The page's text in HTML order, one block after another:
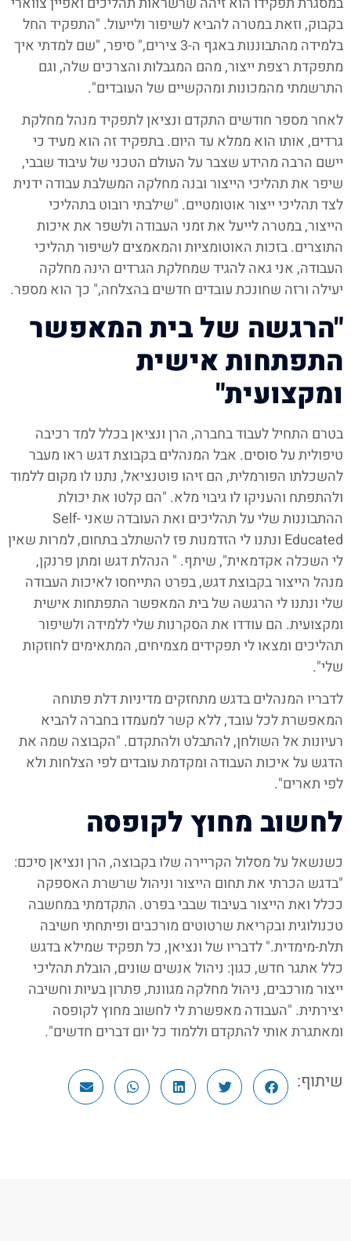
בקבוק, וזאת במטרה להביא לשיפור ולייעול. "התפקיד החל
בלמידה מהתבוננות באגף ה-3 צירים," סיפר, "שם למדתי איך
מתפקדת רצפת ייצור, מהם המגבלות והצרכים שלה, וגם
התרשמתי מהמכונות ומהקשיים של העובדים".
לאחר מספר חודשים התקדם ונציאן לתפקיד מנהל מחלקת
גרדים, אותו הוא ממלא עד היום. בתפקיד זה הוא מעיד כי
יישם הרבה מהידע שצבר על העולם הטכני של עיבוד שבבי,
שיפר את תהליכי הייצור ובנה מחלקה המשלבת עבודה ידנית
לצד תהליכי ייצור אוטומטיים. "שילבתי רובוט בתהליכי
הייצור, במטרה לייעל את זמני העבודה ולשפר את איכות
התוצרים. בזכות האוטומציות והמאמצים לשיפור תהליכי
העבודה, אני גאה להגיד שמחלקת הגרדים הינה מחלקה
יעילה ורזה שחונכת עובדים חדשים בהצלחה," כך הוא מספר.
"הרגשה של בית המאפשר
התפתחות אישית
ומקצועית"
בטרם התחיל לעבוד בחברה, הרן ונציאן בכלל למד רכיבה
טיפולית על סוסים. אבל המנהלים בקבוצת דגש ראו מעבר
להשכלתו הפורמלית, הם זיהו פוטנציאל, נתנו לו מקום ללמוד
ולהתפתח והעניקו לו גיבוי מלא. "הם קלטו את יכולת
ההתבוננות שלי על תהליכים ואת העובדה שאני Self-
Educated ונתנו לי הזדמנות פז להשתלב בתחום, למרות שאין
לי השכלה אקדמאית", שיתף. " הנהלת דגש ומתן פרנקן,
מנהל הייצור בקבוצת דגש, בפרט התייחסו לאיכות העבודה
שלי ונתנו לי הרגשה של בית המאפשר התפתחות אישית
ומקצועית. הם עודדו את הסקרנות שלי ללמידה ולשיפור
תהליכים ומצאו לי תפקידים מצמיחים, המתאימים לחוזקות
שלי".
לדבריו המנהלים בדגש מתחזקים מדיניות דלת פתוחה
המאפשרת לכל עובד, ללא קשר למעמדו בחברה להביא
רעיונות אל השולחן, להתבלט ולהתקדם. "הקבוצה שמה את
הדגש על איכות העבודה ומקדמת עובדים לפי הצלחות ולא
לפי תארים".
לחשוב מחוץ לקופסה
כשנשאל על מסלול הקריירה שלו בקבוצה, הרן ונציאן סיכם:
"בדגש הכרתי את תחום הייצור וניהול שרשרת האספקה
ככלל ואת הייצור בעיבוד שבבי בפרט. התקדמתי במחשבה
טכנולוגית ובקריאת שרטוטים מורכבים ופיתחתי חשיבה
תלת-מימדית." לדבריו של ונציאן, כל תפקיד שמילא בדגש
כלל אתגר חדש, כגון: ניהול אנשים שונים, הובלת תהליכי
ייצור מורכבים, ניהול מחלקה מגוונת, פתרון בעיות וחשיבה
יצירתית. "העבודה מאפשרת לי לחשוב מחוץ לקופסה
ומאתגרת אותי להתקדם וללמוד כל יום דברים חדשים".
שיתוף: